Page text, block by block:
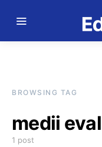
BROWSING TAG
medii
1 post